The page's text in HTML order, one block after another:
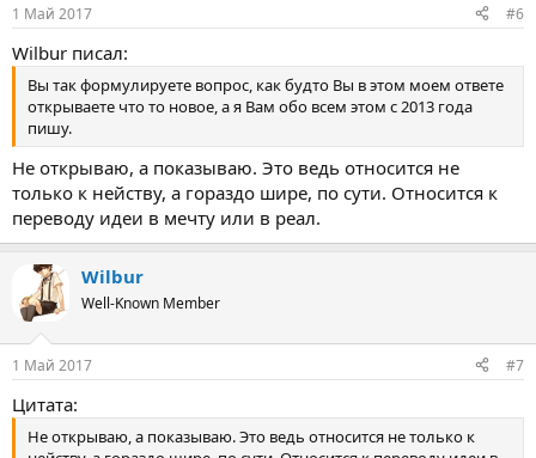
1 Май 2017 #6
Wilbur писал:
Вы так формулируете вопрос, как будто Вы в этом моем ответе
открываете что то новое, а я Вам обо всем этом с 2013 года
пишу.
Не открываю, а показываю. Это ведь относится не
только к нейству, а гораздо шире, по сути. Относится к
переводу идеи в мечту или в реал.
Wilbur
Well-Known Member
1 Май 2017 #7
Цитата:
Не открываю, а показываю. Это ведь относится не только к